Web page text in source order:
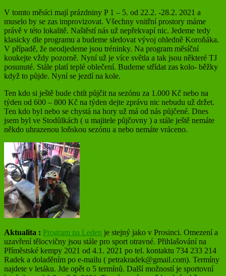
V tomto měsíci mají prázdniny P 1 – 5. od 22.2. -28.2. 2021 a
muselo by se zas improvizovat. Všechny vnitřní prostory máme
právě v této lokalitě. Naštěstí nás už nepřekvapí nic. Jedeme tedy
klasicky dle programu a budeme sledovat vývoj ohledně Koroňáka.
V případě, že neodjedeme jsou tréninky. Na program měsíční
koukejte vždy pozorně. Nyní už je více světla a tak jsou některé TJ
posunuté. Stále platí teplé oblečení. Budeme střídat zas kolo- běžky
když to půjde. Nyní se jezdí na kole.
Ten kdo si ještě bude chtít půjčit na sezónu za 1.000 Kč nebo na
týden od 600 – 800 Kč na týden dejte zprávu nic nebudu už držet.
Ten kdo byl nebo se chystá na hory už má od nás půjčené. Dnes
jsem byl ve Stodůlkách ( u majitele půjčovny ) a stále ještě nemáte
někdo uhrazenou loňskou sezónu a nebo nemáte vráceno.
Aktualita : Program na Leden je stejný jako v Prosinci. Omezení a
uzavření tělocvičny jsou stále pro sport otravné. Přihlašování na
Příměstské kempy 2021 od 4.1. 2021 po tel. kontaktu 734 233 214
Radek a doladěním po e-mailu ( petrakradek@gmail.com). Termíny
najdete v letáku. Jde opět o 5 termínů. Další možností je sportovní